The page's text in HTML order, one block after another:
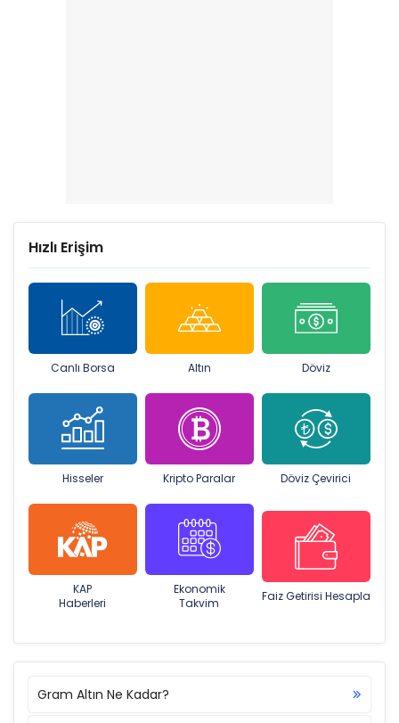
Hızlı Erişim
Canlı Borsa Altın Döviz
Hisseler Kripto Paralar Döviz Çevirici
KAP
Haberleri
Ekonomik
Takvim
Faiz Getirisi Hesapla
Gram Altın Ne Kadar?